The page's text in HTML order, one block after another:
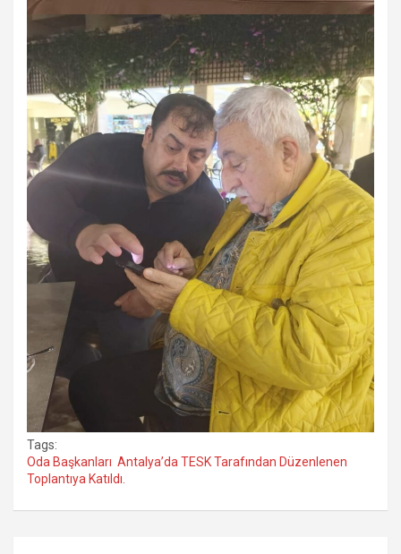
Tags:
Oda Başkanları Antalya’da TESK Tarafından Düzenlenen
Toplantıya Katıldı.